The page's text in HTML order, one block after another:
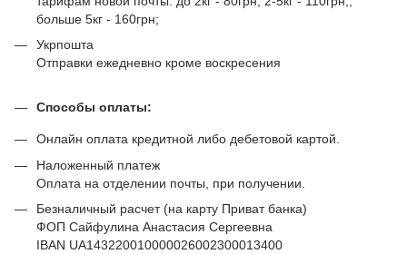
больше 5кг - 160грн;
Укрпошта
Отправки ежедневно кроме воскресения
Способы оплаты:
Онлайн оплата кредитной либо дебетовой картой.
Наложенный платеж
Оплата на отделении почты, при получении.
Безналичный расчет (на карту Приват банка)
ФОП Сайфулина Анастасия Сергеевна
IBAN UA143220010000026002300013400